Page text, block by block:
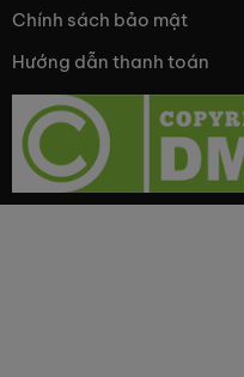
Chính sách bảo mật
Hướng dẫn thanh toán